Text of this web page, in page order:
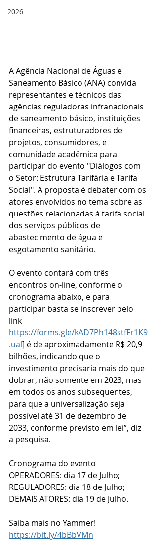
2026
A Agência Nacional de Águas e
Saneamento Básico (ANA) convida
representantes e técnicos das
agências reguladoras infranacionais
de saneamento básico, instituições
financeiras, estruturadores de
projetos, consumidores, e
comunidade acadêmica para
participar do evento "Diálogos com
o Setor: Estrutura Tarifária e Tarifa
Social". A proposta é debater com os
atores envolvidos no tema sobre as
questões relacionadas à tarifa social
dos serviços públicos de
abastecimento de água e
esgotamento sanitário.
O evento contará com três
encontros on-line, conforme o
cronograma abaixo, e para
participar basta se inscrever pelo
link
https://forms.gle/kAD7Ph148stfFr1K9
.ual] é de aproximadamente R$ 20,9
bilhões, indicando que o
investimento precisaria mais do que
dobrar, não somente em 2023, mas
em todos os anos subsequentes,
para que a universalização seja
possível até 31 de dezembro de
2033, conforme previsto em lei”, diz
a pesquisa.
Cronograma do evento
OPERADORES: dia 17 de Julho;
REGULADORES: dia 18 de Julho;
DEMAIS ATORES: dia 19 de Julho.
Saiba mais no Yammer!
https://bit.ly/4bBbVMn